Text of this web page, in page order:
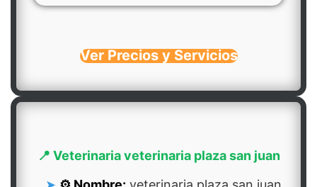
Ver Precios y Servicios
📍 Veterinaria veterinaria plaza san juan